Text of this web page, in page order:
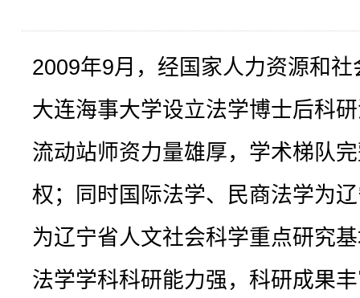
2009年9月，经国家人力资源和
大连海事大学设立法学博士后科
流动站师资力量雄厚，学术梯队
权；同时国际法学、民商法学为
为辽宁省人文社会科学重点研究
法学学科科研能力强，科研成果